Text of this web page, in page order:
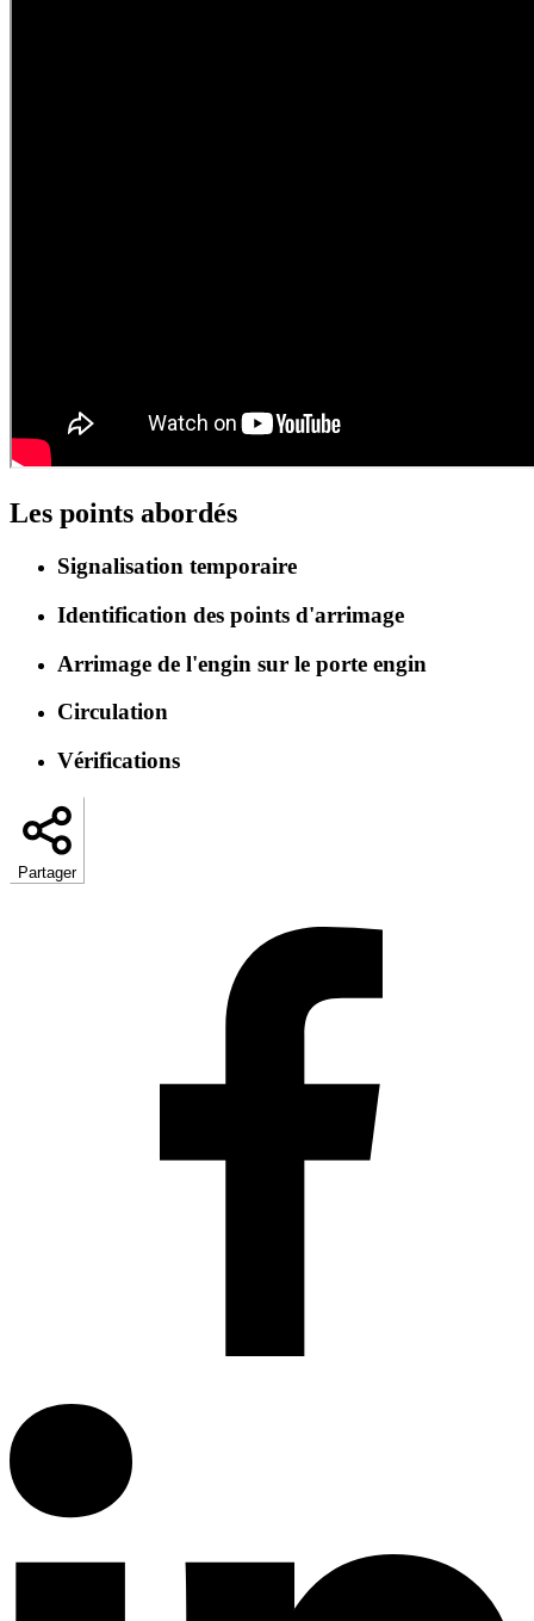
Les points abordés
Signalisation temporaire
Identification des points d'arrimage
Arrimage de l'engin sur le porte engin
Circulation
Vérifications
Partager